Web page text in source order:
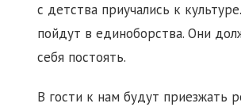
с детства приучались к
пойдут в единоборства. Они
себя постоять.
В гости к нам будут приезжать